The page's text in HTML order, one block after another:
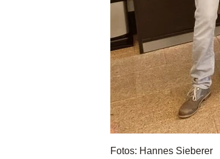
Fotos: Hannes Sieberer